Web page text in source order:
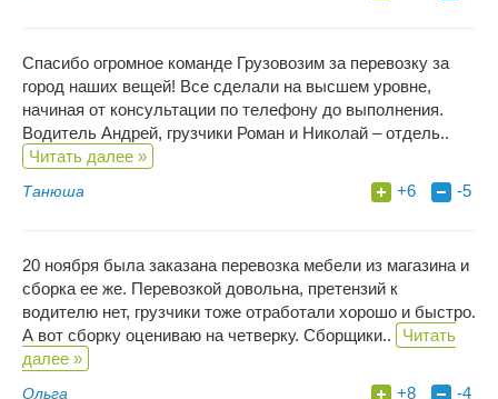
Спасибо огромное команде Грузовозим за перевозку за
город наших вещей! Все сделали на высшем уровне,
начиная от консультации по телефону до выполнения.
Водитель Андрей, грузчики Роман и Николай – отдель..
Читать далее »
Танюша +6 -5
20 ноября была заказана перевозка мебели из магазина и
сборка ее же. Перевозкой довольна, претензий к
водителю нет, грузчики тоже отработали хорошо и быстро.
А вот сборку оцениваю на четверку. Сборщики..
Читать
далее »
Ольга +8 -4